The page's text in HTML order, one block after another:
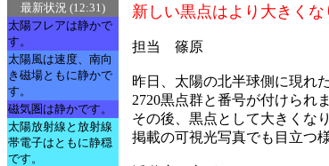
最新状況 (12:31)
太陽フレアは静かで
す。
太陽風は速度、南向
き磁場ともに静かで
す。
磁気圏は静かです。
太陽放射線と放射線
帯電子はともに静穏
です。
新しい黒点はより大きく
担当 篠原
昨日、太陽の北半球側に現れ
2720黒点群と番号が付けられ
その後、黒点として大きくなり
掲載の可視光写真でも目立つ